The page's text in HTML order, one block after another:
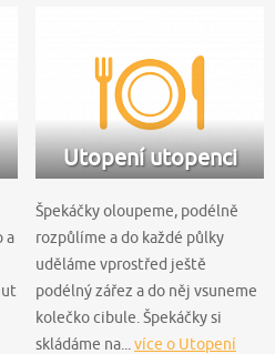
a
Utopení utopenci
Špekáčky oloupeme, podélně
rozpůlíme a do každé půlky
uděláme vprostřed ještě
podélný zářez a do něj vsuneme
kolečko cibule. Špekáčky si
skládáme na... více o Utopení